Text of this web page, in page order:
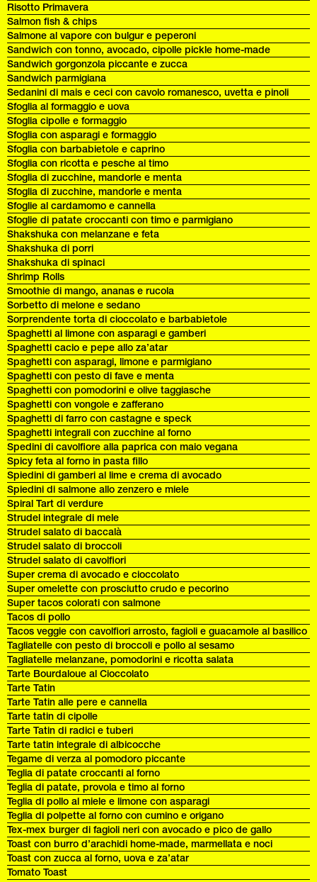
Risotto Primavera
Salmon fish & chips
Salmone al vapore con bulgur e peperoni
Sandwich con tonno, avocado, cipolle pickle home-made
Sandwich gorgonzola piccante e zucca
Sandwich parmigiana
Sedanini di mais e ceci con cavolo romanesco, uvetta e pinoli
Sfoglia al formaggio e uova
Sfoglia cipolle e formaggio
Sfoglia con asparagi e formaggio
Sfoglia con barbabietole e caprino
Sfoglia con ricotta e pesche al timo
Sfoglia di zucchine, mandorle e menta
Sfoglia di zucchine, mandorle e menta
Sfoglie al cardamomo e cannella
Sfoglie di patate croccanti con timo e parmigiano
Shakshuka con melanzane e feta
Shakshuka di porri
Shakshuka di spinaci
Shrimp Rolls
Smoothie di mango, ananas e rucola
Sorbetto di melone e sedano
Sorprendente torta di cioccolato e barbabietole
Spaghetti al limone con asparagi e gamberi
Spaghetti cacio e pepe allo za’atar
Spaghetti con asparagi, limone e parmigiano
Spaghetti con pesto di fave e menta
Spaghetti con pomodorini e olive taggiasche
Spaghetti con vongole e zafferano
Spaghetti di farro con castagne e speck
Spaghetti integrali con zucchine al forno
Spedini di cavolfiore alla paprica con maio vegana
Spicy feta al forno in pasta fillo
Spiedini di gamberi al lime e crema di avocado
Spiedini di salmone allo zenzero e miele
Spiral Tart di verdure
Strudel integrale di mele
Strudel salato di baccalà
Strudel salato di broccoli
Strudel salato di cavolfiori
Super crema di avocado e cioccolato
Super omelette con prosciutto crudo e pecorino
Super tacos colorati con salmone
Tacos di pollo
Tacos veggie con cavolfiori arrosto, fagioli e guacamole al basilico
Tagliatelle con pesto di broccoli e pollo al sesamo
Tagliatelle melanzane, pomodorini e ricotta salata
Tarte Bourdaloue al Cioccolato
Tarte Tatin
Tarte Tatin alle pere e cannella
Tarte tatin di cipolle
Tarte Tatin di radici e tuberi
Tarte tatin integrale di albicocche
Tegame di verza al pomodoro piccante
Teglia di patate croccanti al forno
Teglia di patate, provola e timo al forno
Teglia di pollo al miele e limone con asparagi
Teglia di polpette al forno con cumino e origano
Tex-mex burger di fagioli neri con avocado e pico de gallo
Toast con burro d’arachidi home-made, marmellata e noci
Toast con zucca al forno, uova e za’atar
Tomato Toast